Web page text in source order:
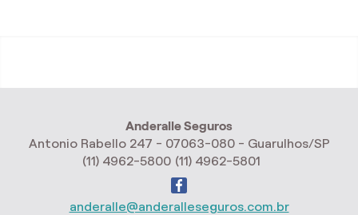
Anderalle Seguros
Antonio Rabello 247 - 07063-080 - Guarulhos/SP
(11) 4962-5800 (11) 4962-5801
anderalle@anderalleseguros.com.br